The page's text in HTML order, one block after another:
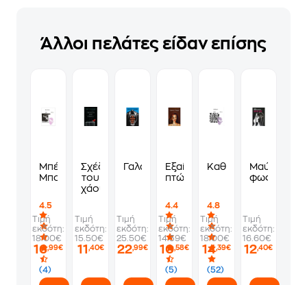
Άλλοι πελάτες είδαν επίσης
Μπέτι
Μπου
4.5
(4)
Τιμή
εκδότη:
18.00€
16,99€
Σχέδια
του
χάους
Τιμή
εκδότη:
15.50€
11 ,40€
Γαλανόσκυλος
Τιμή
εκδότη:
25.50€
22,99€
Εξαίσιο
πτώμα
4.4
(5)
Τιμή
εκδότη:
14.39€
10,58€
Καθεδρικοί
4.8
(52)
Τιμή
εκδότη:
18.00€
14,39€
Μαύρο
φως
Τιμή
εκδότη:
16.60€
12,40€